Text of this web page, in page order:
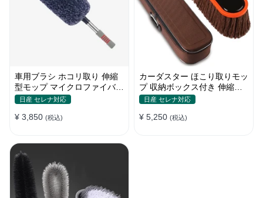
車用ブラシ ホコリ取り 伸縮
型モップ マイクロファイバー
洗車道具 軽量・コンパクト
日産 セレナ対応
¥ 3,850 (税込)
カーダスター ほこり取りモッ
プ 収納ボックス付き 伸縮可
能 ワックスブラシ 洗車ブラ
日産 セレナ対応
¥ 5,250 (税込)